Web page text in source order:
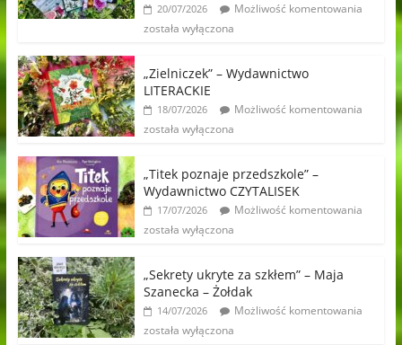
20/07/2026
Możliwość komentowania
została wyłączona
„Zielniczek” – Wydawnictwo
LITERACKIE
18/07/2026
Możliwość komentowania
została wyłączona
„Titek poznaje przedszkole” –
Wydawnictwo CZYTALISEK
17/07/2026
Możliwość komentowania
została wyłączona
„Sekrety ukryte za szkłem” – Maja
Szanecka – Żołdak
14/07/2026
Możliwość komentowania
została wyłączona